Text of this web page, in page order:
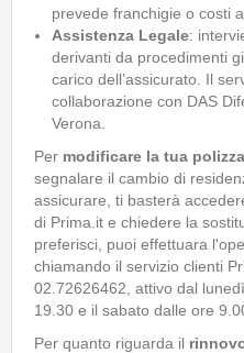
prevede franchigie o costi
Assistenza Legale:
derivanti da procedimenti
carico dell’assicurato. Il
collaborazione con DAS
Verona.
Per modificare la tua
segnalare il cambio di
assicurare, ti basterà
di Prima.it e chiedere la
preferisci, puoi effettuara
chiamando il servizio clienti
02.72626462, attivo dal
19.30 e il sabato dalle ore
Per quanto riguarda il